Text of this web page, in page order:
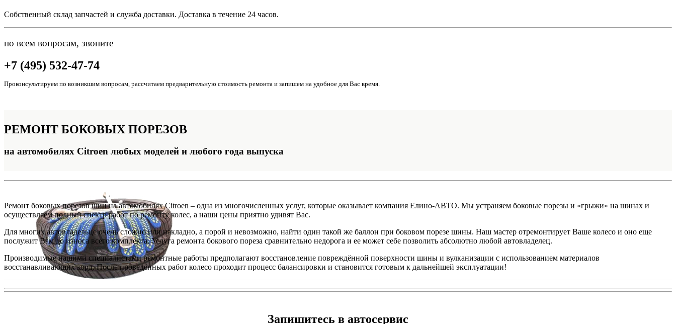
Собственный склад запчастей и служба доставки. Доставка в течение 24 часов.
по всем вопросам, звоните
+7 (495) 532-47-74
Проконсультируем по возникшим вопросам, рассчитаем предварительную стоимость ремонта и запишем на удобное для Вас время.
РЕМОНТ БОКОВЫХ ПОРЕЗОВ
на автомобилях Citroen любых моделей и любого года выпуска
Ремонт боковых порезов шин на автомобилях Citroen – одна из многочисленных услуг, которые оказывает компания Елино-АВТО. Мы устраняем боковые порезы и «грыжи» на шинах и
осуществляем полный спектр работ по ремонту колес, а наши цены приятно удивят Вас.
Для многих автовладельце очень сложно или накладно, а порой и невозможно, найти один такой же баллон при боковом порезе шины. Наш мастер отремонтирует Ваше колесо и оно еще
послужит Вам до износа всего комплекта. Услуга ремонта бокового пореза сравнительно недорога и ее может себе позволить абсолютно любой автовладелец.
Производимые нашими специалистами ремонтные работы предполагают восстановление повреждённой поверхности шины и вулканизации с использованием материалов
восстанавливающих корд. После проведённых работ колесо проходит процесс балансировки и становится готовым к дальнейшей эксплуатации!
Запишитесь в автосервис